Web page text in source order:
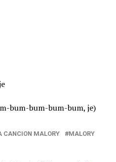
bum-bum-bum-bum, je)
CANCION MALORY
MALORY